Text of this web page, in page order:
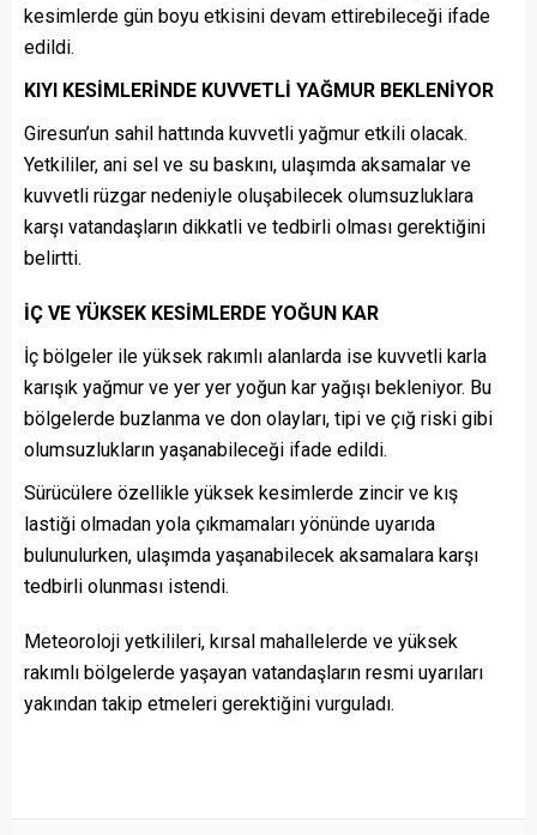
kesimlerde gün boyu etkisini devam ettirebileceği ifade
edildi.
KIYI KESİMLERİNDE KUVVETLİ YAĞMUR BEKLENİYOR
Giresun’un sahil hattında kuvvetli yağmur etkili olacak.
Yetkililer, ani sel ve su baskını, ulaşımda aksamalar ve
kuvvetli rüzgar nedeniyle oluşabilecek olumsuzluklara
karşı vatandaşların dikkatli ve tedbirli olması gerektiğini
belirtti.
İÇ VE YÜKSEK KESİMLERDE YOĞUN KAR
İç bölgeler ile yüksek rakımlı alanlarda ise kuvvetli karla
karışık yağmur ve yer yer yoğun kar yağışı bekleniyor. Bu
bölgelerde buzlanma ve don olayları, tipi ve çığ riski gibi
olumsuzlukların yaşanabileceği ifade edildi.
Sürücülere özellikle yüksek kesimlerde zincir ve kış
lastiği olmadan yola çıkmamaları yönünde uyarıda
bulunulurken, ulaşımda yaşanabilecek aksamalara karşı
tedbirli olunması istendi.
Meteoroloji yetkilileri, kırsal mahallelerde ve yüksek
rakımlı bölgelerde yaşayan vatandaşların resmi uyarıları
yakından takip etmeleri gerektiğini vurguladı.